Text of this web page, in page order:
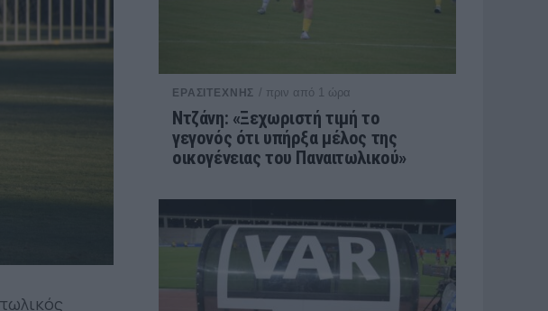
ΕΡΑΣΙΤΕΧΝΗΣ / πριν από 1 ώρα
Ντζάνη: «Ξεχωριστή τιμή το
γεγονός ότι υπήρξα μέλος της
οικογένειας του Παναιτωλικού»